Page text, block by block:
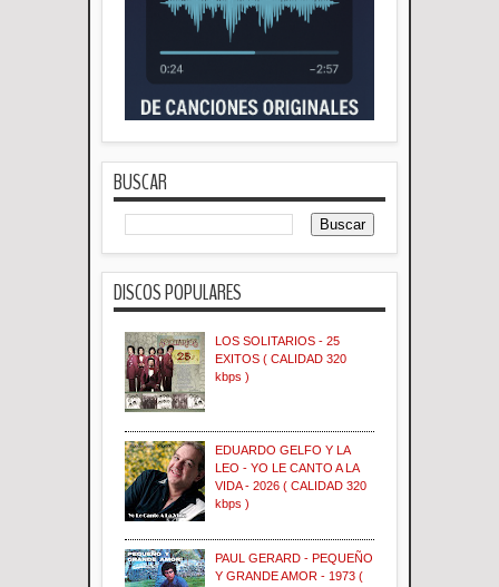
BUSCAR
DISCOS POPULARES
LOS SOLITARIOS - 25
EXITOS ( CALIDAD 320
kbps )
EDUARDO GELFO Y LA
LEO - YO LE CANTO A LA
VIDA - 2026 ( CALIDAD 320
kbps )
PAUL GERARD - PEQUEÑO
Y GRANDE AMOR - 1973 (